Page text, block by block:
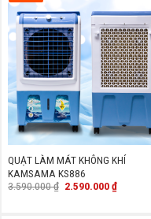
QUẠT LÀM MÁT KHÔNG KHÍ
KAMSAMA KS886
3.590.000₫ Giá
2.590.000₫Giá